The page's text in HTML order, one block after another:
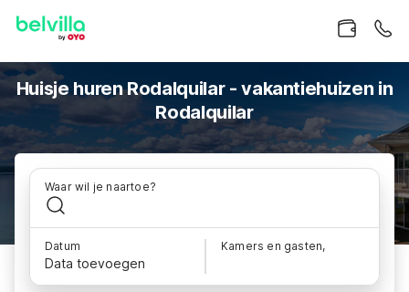
Huisje huren Rodalquilar - vakantiehuizen in
Rodalquilar
Waar wil je naartoe?
Datum
Data toevoegen
Kamers en gasten,